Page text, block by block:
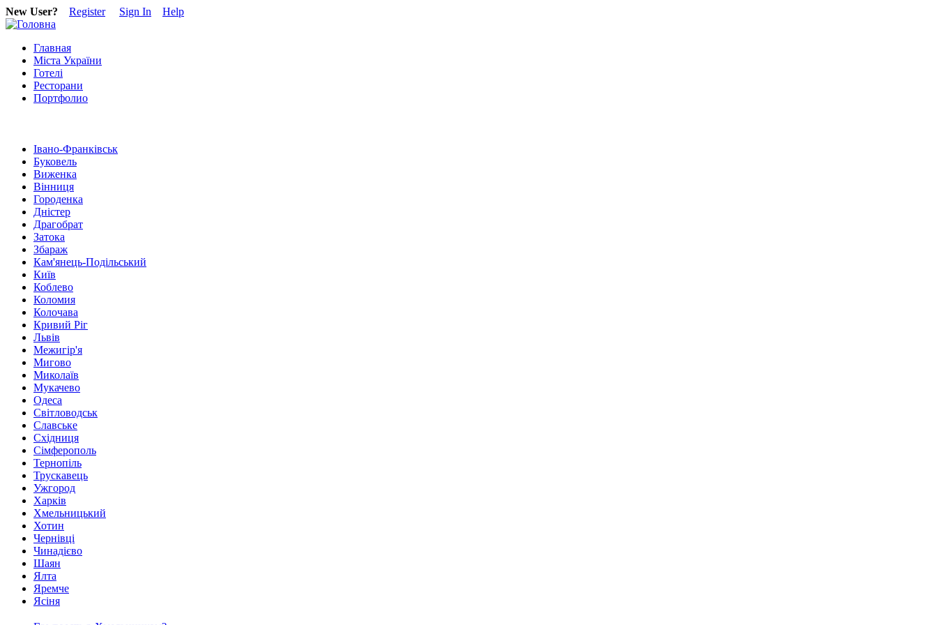
New User? Register Sign In Help
Главная
Міста України
Готелі
Ресторани
Портфолио
Івано-Франківськ
Буковель
Виженка
Вінниця
Городенка
Дністер
Драгобрат
Затока
Збараж
Кам'янець-Подільський
Київ
Коблево
Коломия
Колочава
Кривий Ріг
Львів
Межигір'я
Мигово
Миколаїв
Мукачево
Одеса
Світловодськ
Славське
Східниця
Сімферополь
Тернопіль
Трускавець
Ужгород
Харків
Хмельницький
Хотин
Чернівці
Чинадієво
Шаян
Ялта
Яремче
Ясіня